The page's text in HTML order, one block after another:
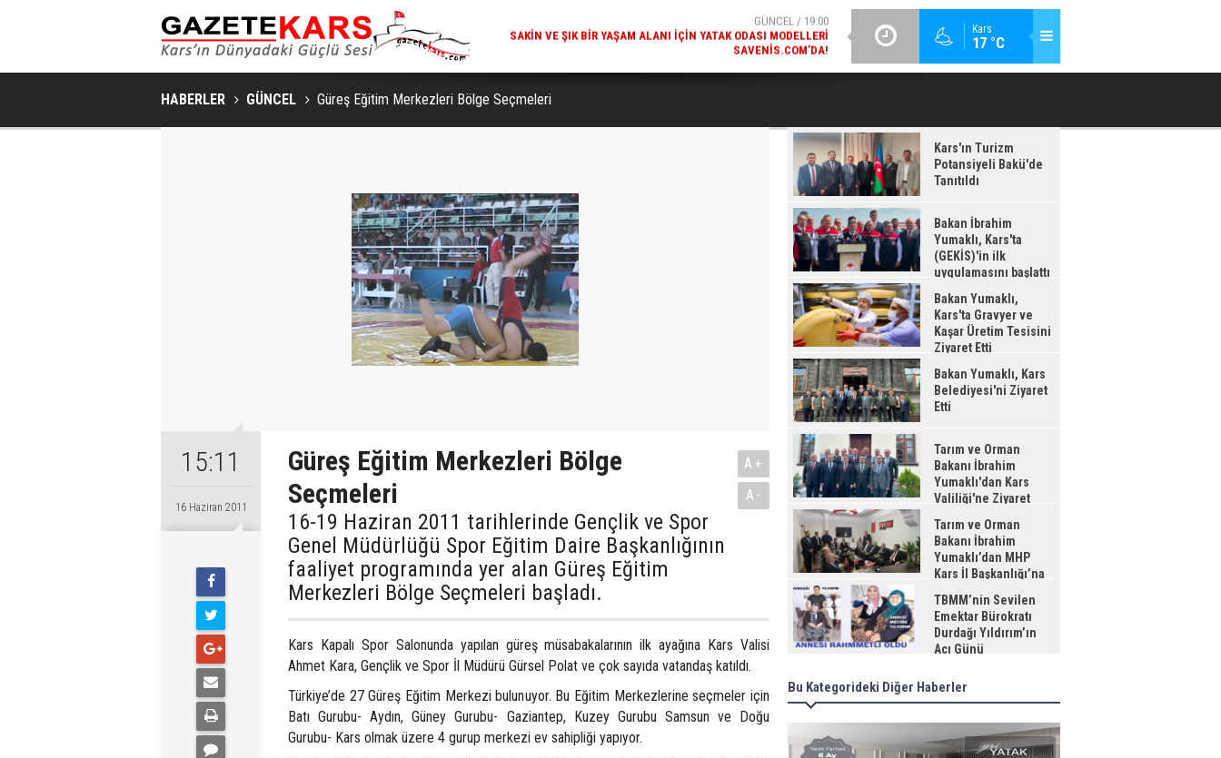
Kars
17 °C
GÜNCEL / 18:38
KARS'IN TURIZM POTANSIYELI BAKÜ'DE TANITILDI
BAKAN İBRAHIM YUMAKLI, KARS'TA (GEKİS)'IN ILK
HABERLER GÜNCEL Güreş Eğitim Merkezleri Bölge Seçmeleri
15:11
16 Haziran 2011
Güreş Eğitim Merkezleri Bölge
Seçmeleri
16-19 Haziran 2011 tarihlerinde Gençlik ve Spor
Genel Müdürlüğü Spor Eğitim Daire Başkanlığının
faaliyet programında yer alan Güreş Eğitim
Merkezleri Bölge Seçmeleri başladı.
A+
A-
Kars Kapalı Spor Salonunda yapılan güreş müsabakalarının ilk ayağına Kars Valisi
Ahmet Kara, Gençlik ve Spor İl Müdürü Gürsel Polat ve çok sayıda vatandaş katıldı.
Türkiye’de 27 Güreş Eğitim Merkezi bulunuyor. Bu Eğitim Merkezlerine seçmeler için
Batı Gurubu- Aydın, Güney Gurubu- Gaziantep, Kuzey Gurubu Samsun ve Doğu
Gurubu- Kars olmak üzere 4 gurup merkezi ev sahipliği yapıyor.
Kars'ın Turizm
Potansiyeli Bakü'de
Tanıtıldı
Bakan İbrahim
Yumaklı, Kars'ta
(GEKİS)'in ilk
uygulamasını başlattı
Bakan Yumaklı,
Kars'ta Gravyer ve
Kaşar Üretim Tesisini
Ziyaret Etti
Bakan Yumaklı, Kars
Belediyesi'ni Ziyaret
Etti
Tarım ve Orman
Bakanı İbrahim
Yumaklı'dan Kars
Valiliği'ne Ziyaret
Tarım ve Orman
Bakanı İbrahim
Yumaklı’dan MHP
Kars İl Başkanlığı’na
Ziyaret
TBMM’nin Sevilen
Emektar Bürokratı
Durdağı Yıldırım’ın
Acı Günü
Bu Kategorideki Diğer Haberler